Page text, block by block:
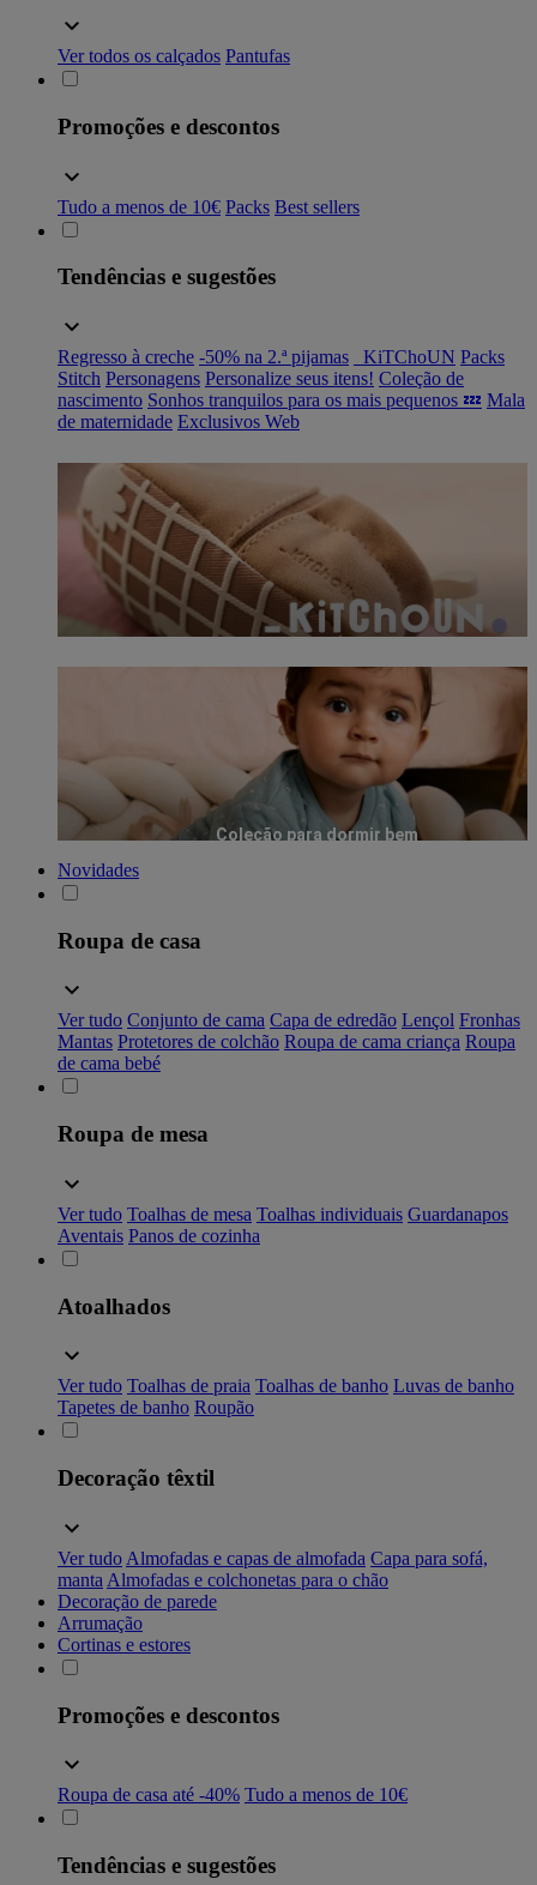
Ver todos os calçados Pantufas
Promoções e descontos
Tudo a menos de 10€ Packs Best sellers
Tendências e sugestões
Regresso à creche -50% na 2.ª pijamas _KiTChoUN Packs
Stitch Personagens Personalize seus itens! Coleção de
nascimento Sonhos tranquilos para os mais pequenos 💤 Mala
de maternidade Exclusivos Web
Coleção para dormir bem
Novidades
Roupa de casa
Ver tudo Conjunto de cama Capa de edredão Lençol Fronhas
Mantas Protetores de colchão Roupa de cama criança Roupa
de cama bebé
Roupa de mesa
Ver tudo Toalhas de mesa Toalhas individuais Guardanapos
Aventais Panos de cozinha
Atoalhados
Ver tudo Toalhas de praia Toalhas de banho Luvas de banho
Tapetes de banho Roupão
Decoração têxtil
Ver tudo Almofadas e capas de almofada Capa para sofá,
manta Almofadas e colchonetas para o chão
Decoração de parede
Arrumação
Cortinas e estores
Promoções e descontos
Roupa de casa até -40% Tudo a menos de 10€
Tendências e sugestões